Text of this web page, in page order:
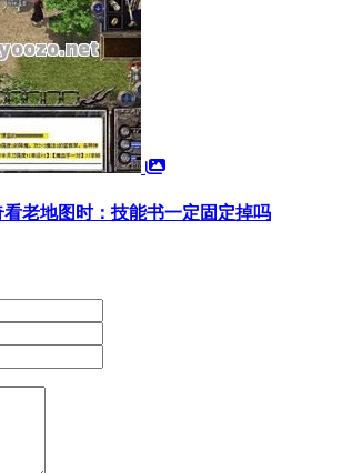
老地图时：技能书一定固定掉吗